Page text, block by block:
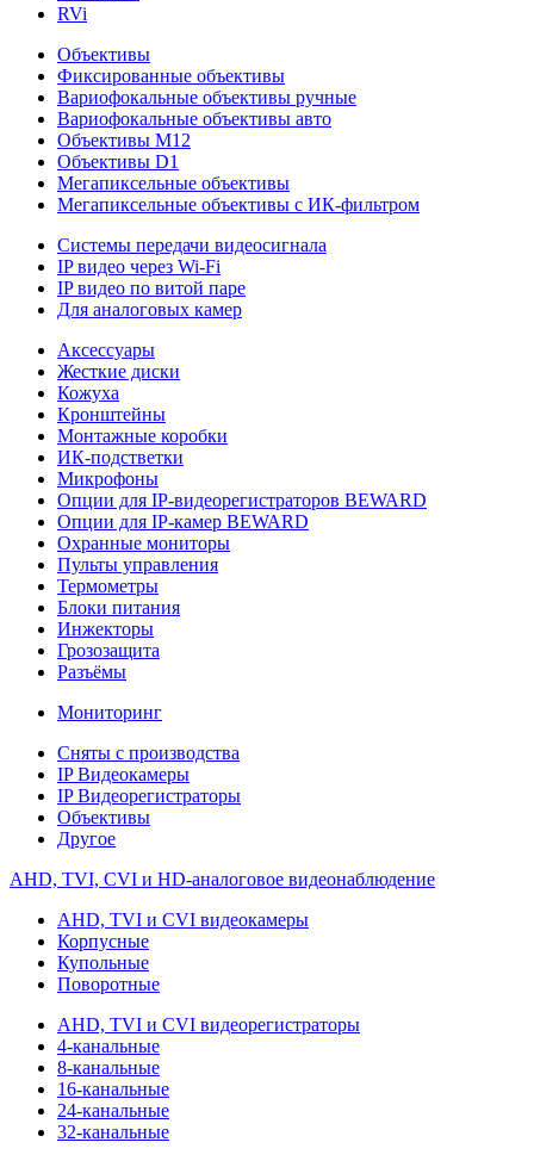
RVi
Объективы
Фиксированные объективы
Вариофокальные объективы ручные
Вариофокальные объективы авто
Объективы М12
Объективы D1
Мегапиксельные объективы
Мегапиксельные объективы с ИК-фильтром
Системы передачи видеосигнала
IP видео через Wi-Fi
IP видео по витой паре
Для аналоговых камер
Аксессуары
Жесткие диски
Кожуха
Кронштейны
Монтажные коробки
ИК-подстветки
Микрофоны
Опции для IP-видеорегистраторов BEWARD
Опции для IP-камер BEWARD
Охранные мониторы
Пульты управления
Термометры
Блоки питания
Инжекторы
Грозозащита
Разъёмы
Мониторинг
Сняты с производства
IP Видеокамеры
IP Видеорегистраторы
Объективы
Другое
AHD, TVI, CVI и HD-аналоговое видеонаблюдение
AHD, TVI и CVI видеокамеры
Корпусные
Купольные
Поворотные
AHD, TVI и CVI видеорегистраторы
4-канальные
8-канальные
16-канальные
24-канальные
32-канальные